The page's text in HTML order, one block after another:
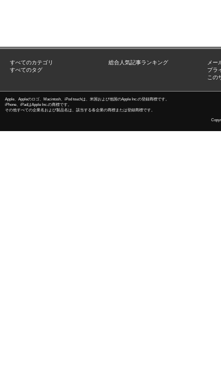
すべてのカテゴリ
すべてのタグ
総合人気記事ランキング
メー
プラ
この
Apple、Appleのロゴ、Macintosh、iPod touchは、米国および他国のApple Inc.の登録商標です。
iPhone、iPadはApple Inc.の商標です。
その他すべての企業名および製品名は、該当する各企業の商標または登録商標です。